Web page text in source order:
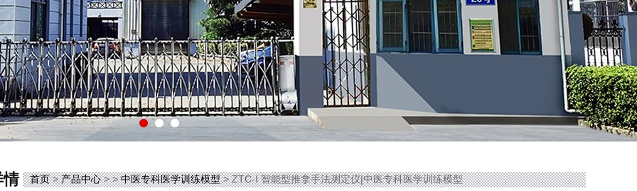
情 首页>产品中心> >中医专科医学训练模型> ZTC-Ⅰ 智能型推拿手法测定仪|中医专科医学训练模型